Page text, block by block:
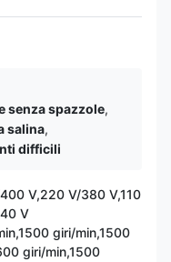
senza spazzole,
salina,
difficili
V,220 V/380 V,110
V
giri/min,1500
giri/min,1500